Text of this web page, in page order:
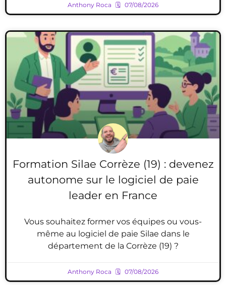
Anthony Roca 07/08/2026
Formation Silae Corrèze (19) : devenez
autonome sur le logiciel de paie
leader en France
Vous souhaitez former vos équipes ou vous-
même au logiciel de paie Silae dans le
département de la Corrèze (19) ?
Anthony Roca 07/08/2026